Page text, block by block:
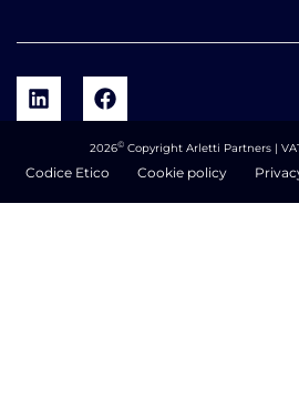
2026© Copyright Arletti Partners |
Codice Etico Cookie policy